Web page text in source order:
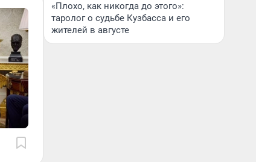
«Плохо, как никогда до этого»:
таролог о судьбе Кузбасса и его
жителей в августе